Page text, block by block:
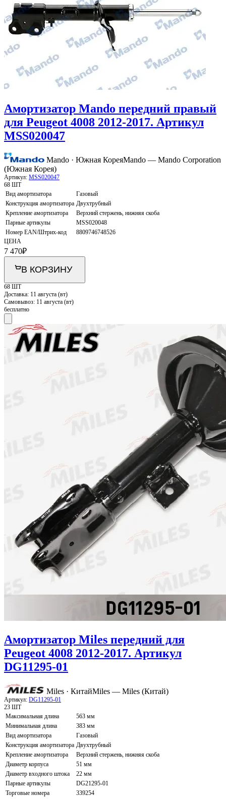
Амортизатор Mando передний правый
для Peugeot 4008 2012-2017. Артикул
MSS020047
Mando · Южная КореяMando — Mando Corporation
(Южная Корея)
Артикул: MSS020047
68 ШТ
Вид амортизатора
Газовый
Конструкция амортизатора Двухтрубный
Крепление амортизатора
Верхний стержень, нижняя скоба
Парные артикулы
MSS020048
Номер EAN/Штрих-код
8809746748526
ЦЕНА
7 470₽
В КОРЗИНУ
68 ШТ
Доставка: 11 августа (вт)
Самовывоз: 11 августа (вт)
бесплатно
Амортизатор Miles передний для
Peugeot 4008 2012-2017. Артикул
DG11295-01
Miles · КитайMiles — Miles (Китай)
Артикул: DG11295-01
23 ШТ
Максимальная длина
563 мм
Минимальная длина
383 мм
Вид амортизатора
Газовый
Конструкция амортизатора Двухтрубный
Крепление амортизатора
Верхний стержень, нижняя скоба
Диаметр корпуса
51 мм
Диаметр входного штока
22 мм
Парные артикулы
DG21295-01
Торговые номера
339254